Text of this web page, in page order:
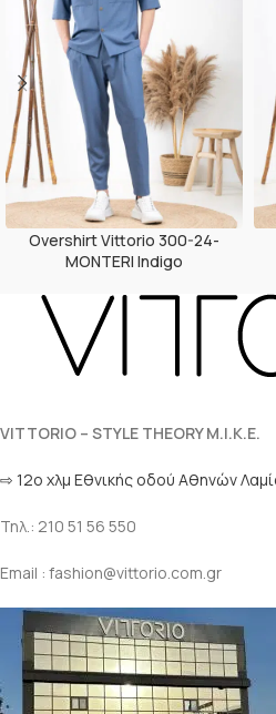
Overshirt Vittorio 300-24-
MONTERI Indigo
VITTORIO – STYLE THEORY M.I.K.E.
⇨ 12ο χλμ Eθνικής οδού Αθηνών
Τηλ.: 210 51 56 550
Email : fashion@vittorio.com.gr